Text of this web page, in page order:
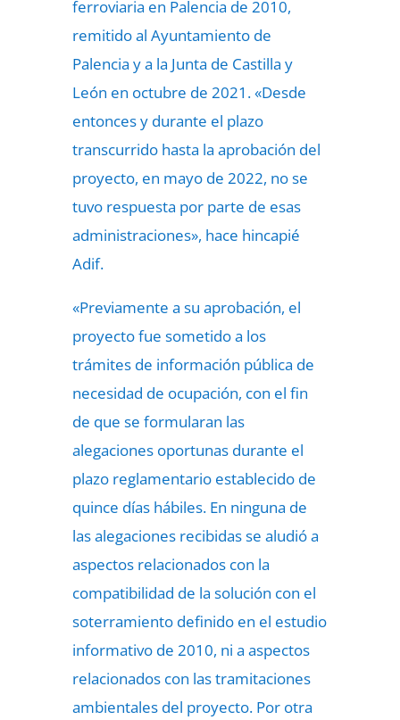
ferroviaria en Palencia de 2010,
remitido al Ayuntamiento de
Palencia y a la Junta de Castilla y
León en octubre de 2021. «Desde
entonces y durante el plazo
transcurrido hasta la aprobación del
proyecto, en mayo de 2022, no se
tuvo respuesta por parte de esas
administraciones», hace hincapié
Adif.
«Previamente a su aprobación, el
proyecto fue sometido a los
trámites de información pública de
necesidad de ocupación, con el fin
de que se formularan las
alegaciones oportunas durante el
plazo reglamentario establecido de
quince días hábiles. En ninguna de
las alegaciones recibidas se aludió a
aspectos relacionados con la
compatibilidad de la solución con el
soterramiento definido en el estudio
informativo de 2010, ni a aspectos
relacionados con las tramitaciones
ambientales del proyecto. Por otra